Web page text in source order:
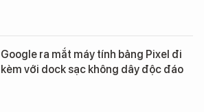
Google ra mắt máy tính bảng Pixel đi
kèm với dock sạc không dây độc đáo